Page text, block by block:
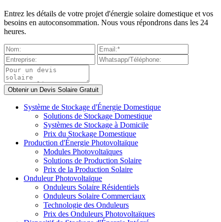
Entrez les détails de votre projet d'énergie solaire domestique et vos
besoins en autoconsommation. Nous vous répondrons dans les 24
heures.
Système de Stockage d'Énergie Domestique
Solutions de Stockage Domestique
Systèmes de Stockage à Domicile
Prix du Stockage Domestique
Production d'Énergie Photovoltaïque
Modules Photovoltaïques
Solutions de Production Solaire
Prix de la Production Solaire
Onduleur Photovoltaïque
Onduleurs Solaire Résidentiels
Onduleurs Solaire Commerciaux
Technologie des Onduleurs
Prix des Onduleurs Photovoltaïques